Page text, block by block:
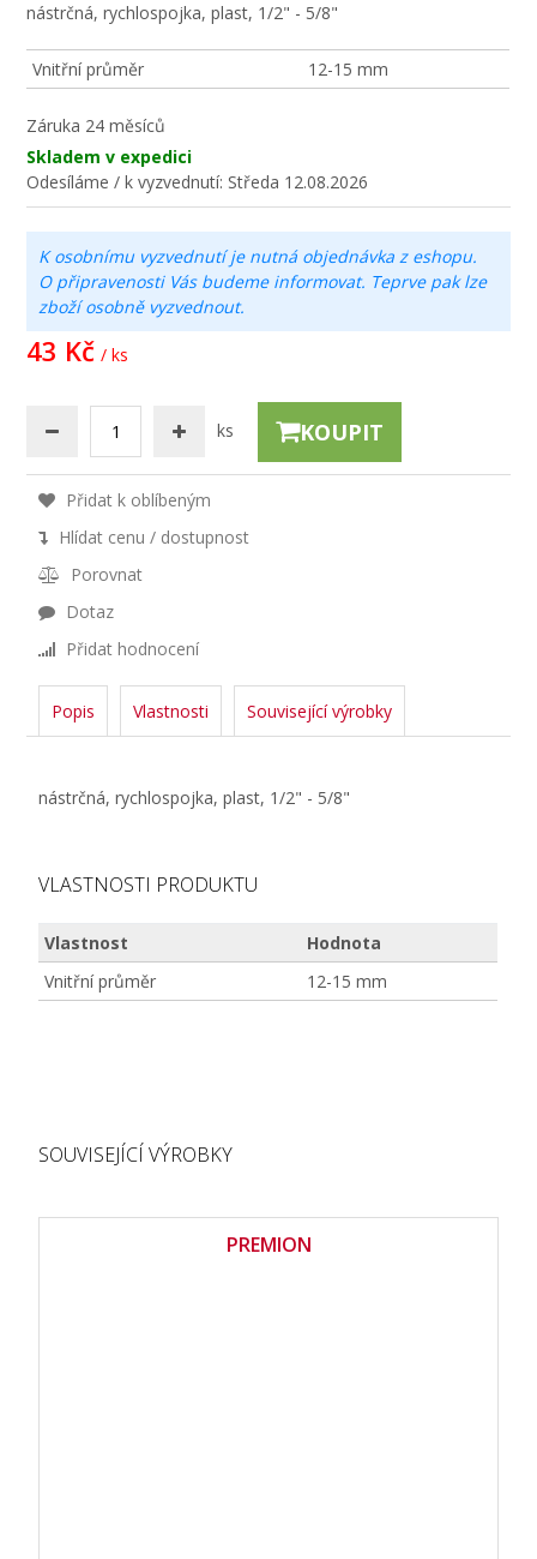
nástrčná, rychlospojka, plast, 1/2" - 5/8"
Vnitřní průměr 12-15 mm
Záruka 24 měsíců
Skladem v expedici
Odesíláme / k vyzvednutí: Středa 12.08.2026
K osobnímu vyzvednutí je nutná objednávka z eshopu.
O připravenosti Vás budeme informovat. Teprve pak lze
zboží osobně vyzvednout.
43 Kč / ks
ks KOUPIT
Přidat k oblíbeným
Hlídat cenu / dostupnost
Porovnat
Dotaz
Přidat hodnocení
Popis Vlastnosti Související výrobky
nástrčná, rychlospojka, plast, 1/2" - 5/8"
VLASTNOSTI PRODUKTU
Vlastnost
Hodnota
Vnitřní průměr
12-15 mm
SOUVISEJÍCÍ VÝROBKY
PREMION